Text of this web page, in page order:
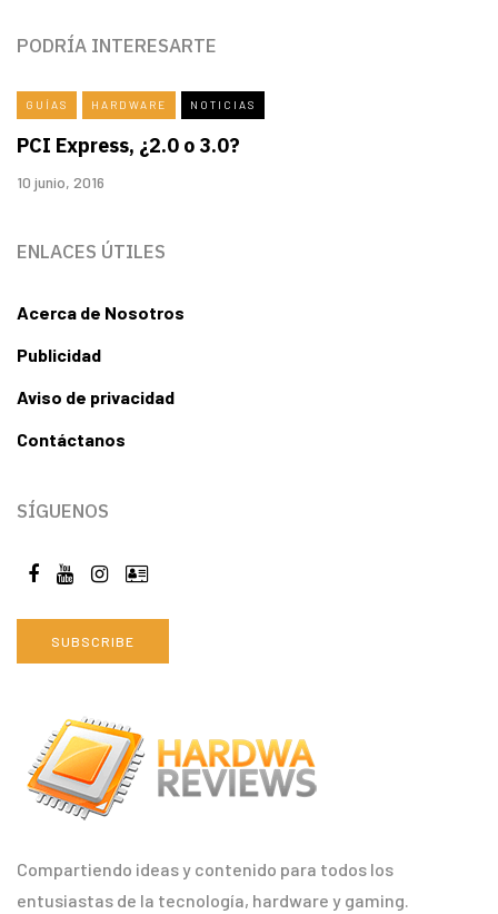
Compartiendo ideas y contenido para todos los
entusiastas de la tecnología, hardware y gaming.
PODRÍA INTERESARTE
GUÍAS HARDWARE NOTICIAS
PCI Express, ¿2.0 o 3.0?
10 junio, 2016
ENLACES ÚTILES
Acerca de Nosotros
Publicidad
Aviso de privacidad
Contáctanos
SÍGUENOS
SUBSCRIBE